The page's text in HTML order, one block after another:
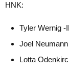
HNK:
Tyler Wernig -
Joel
Lotta